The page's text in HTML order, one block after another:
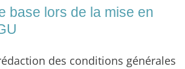
base lors de la mise en
des conditions générales